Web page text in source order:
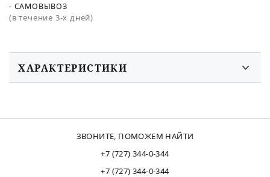
- САМОВЫВОЗ
(в течение 3-х дней)
ХАРАКТЕРИСТИКИ
ЗВОНИТЕ, ПОМОЖЕМ НАЙТИ
+7 (727) 344-0-344
+7 (727) 344-0-344